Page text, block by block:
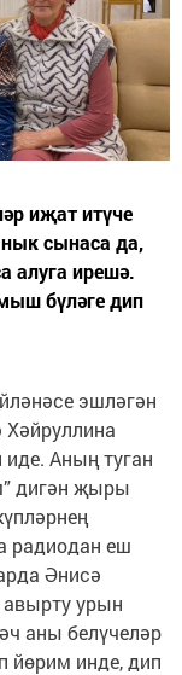
иҗат итүче
сынаса да,
алуга ирешә.
бүләге дип
эшләгән
Аның туган
дигән җыры
радиодан еш
Әнисә
урын
аны белүчеләр
йөрим инде, дип